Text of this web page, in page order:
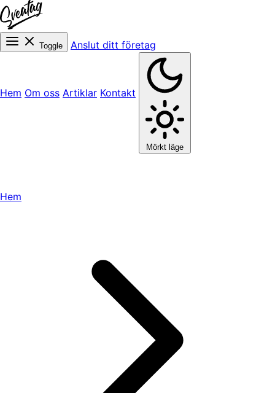
Toggle Anslut ditt företag
Hem Om oss Artiklar Kontakt
Mörkt läge
Hem